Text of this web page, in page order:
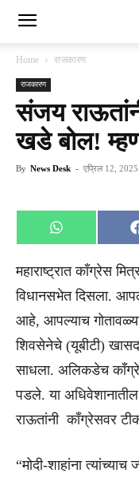
Home राजकारण
राजकारण
संजय
खडे बोल!
By News Desk - एप्रिल 12, 2025
Share
on
WhatsApp
महाराष्ट्रात काँग्रेस
विधानसभेत दिसला.
आहे, आपल्याच
शिवसेनेचे (यूबीटी)
साधला. अलिकडेच
पडले. या
राऊतांनी काँग्रेसवर
“मोदी-शाहांना